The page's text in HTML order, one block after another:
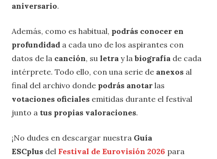
aniversario.
Además, como es habitual, podrás conocer en
profundidad a cada uno de los aspirantes con
datos de la canción, su letra y la biografía de cada
intérprete. Todo ello, con una serie de anexos al
final del archivo donde podrás anotar las
votaciones oficiales emitidas durante el festival
junto a tus propias valoraciones.
¡No dudes en descargar nuestra Guía
ESCplus del Festival de Eurovisión 2026 para